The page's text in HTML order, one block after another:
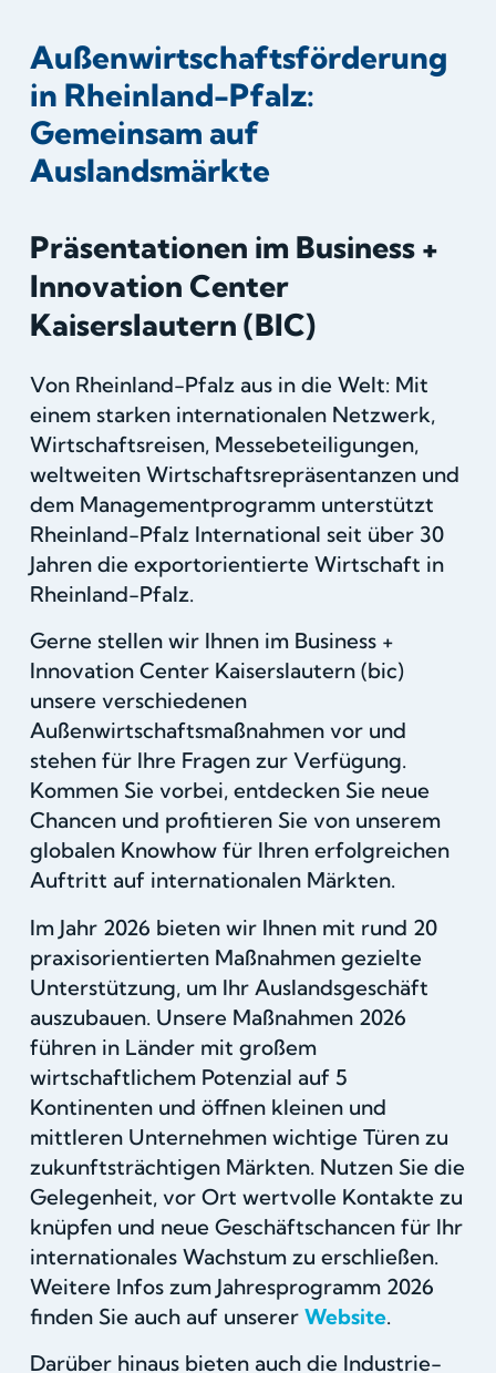
Außenwirtschaftsförderung
in Rheinland-Pfalz:
Gemeinsam auf
Auslandsmärkte
Präsentationen im Business +
Innovation Center
Kaiserslautern (BIC)
Von Rheinland-Pfalz aus in die Welt: Mit
einem starken internationalen Netzwerk,
Wirtschaftsreisen, Messebeteiligungen,
weltweiten Wirtschaftsrepräsentanzen und
dem Managementprogramm unterstützt
Rheinland-Pfalz International seit über 30
Jahren die exportorientierte Wirtschaft in
Rheinland-Pfalz.
Gerne stellen wir Ihnen im Business +
Innovation Center Kaiserslautern (bic)
unsere verschiedenen
Außenwirtschaftsmaßnahmen vor und
stehen für Ihre Fragen zur Verfügung.
Kommen Sie vorbei, entdecken Sie neue
Chancen und profitieren Sie von unserem
globalen Knowhow für Ihren erfolgreichen
Auftritt auf internationalen Märkten.
Im Jahr 2026 bieten wir Ihnen mit rund 20
praxisorientierten Maßnahmen gezielte
Unterstützung, um Ihr Auslandsgeschäft
auszubauen. Unsere Maßnahmen 2026
führen in Länder mit großem
wirtschaftlichem Potenzial auf 5
Kontinenten und öffnen kleinen und
mittleren Unternehmen wichtige Türen zu
zukunftsträchtigen Märkten. Nutzen Sie die
Gelegenheit, vor Ort wertvolle Kontakte zu
knüpfen und neue Geschäftschancen für Ihr
internationales Wachstum zu erschließen.
Weitere Infos zum Jahresprogramm 2026
finden Sie auch auf unserer Website.
Darüber hinaus bieten auch die Industrie-